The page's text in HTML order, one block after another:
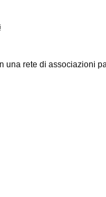
una rete di associazioni